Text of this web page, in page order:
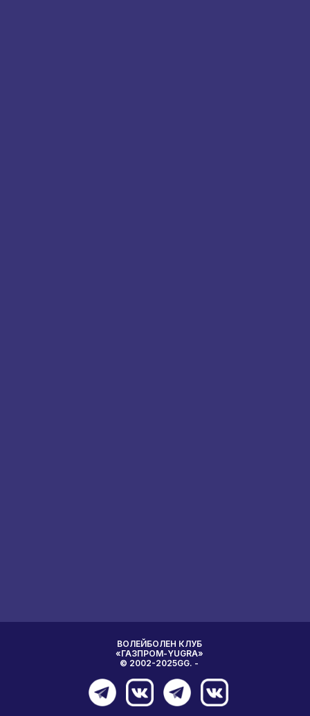
ВОЛЕЙБОЛЕН КЛУБ
«ГАЗПРОМ-YUGRA»
© 2002-2025GG. -